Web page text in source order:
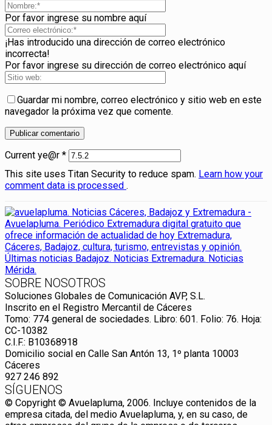
Por favor ingrese su nombre aquí
¡Has introducido una dirección de correo electrónico
incorrecta!
Por favor ingrese su dirección de correo electrónico aquí
Guardar mi nombre, correo electrónico y sitio web en este
navegador la próxima vez que comente.
Current ye@r *
This site uses Titan Security to reduce spam. Learn how your
comment data is processed .
SOBRE NOSOTROS
Soluciones Globales de Comunicación AVP, S.L.
Inscrito en el Registro Mercantil de Cáceres
Tomo: 774 general de sociedades. Libro: 601. Folio: 76. Hoja:
CC-10382
C.I.F.: B10368918
Domicilio social en Calle San Antón 13, 1º planta 10003
Cáceres
927 246 892
SÍGUENOS
© Copyright © Avuelapluma, 2006. Incluye contenidos de la
empresa citada, del medio Avuelapluma, y, en su caso, de